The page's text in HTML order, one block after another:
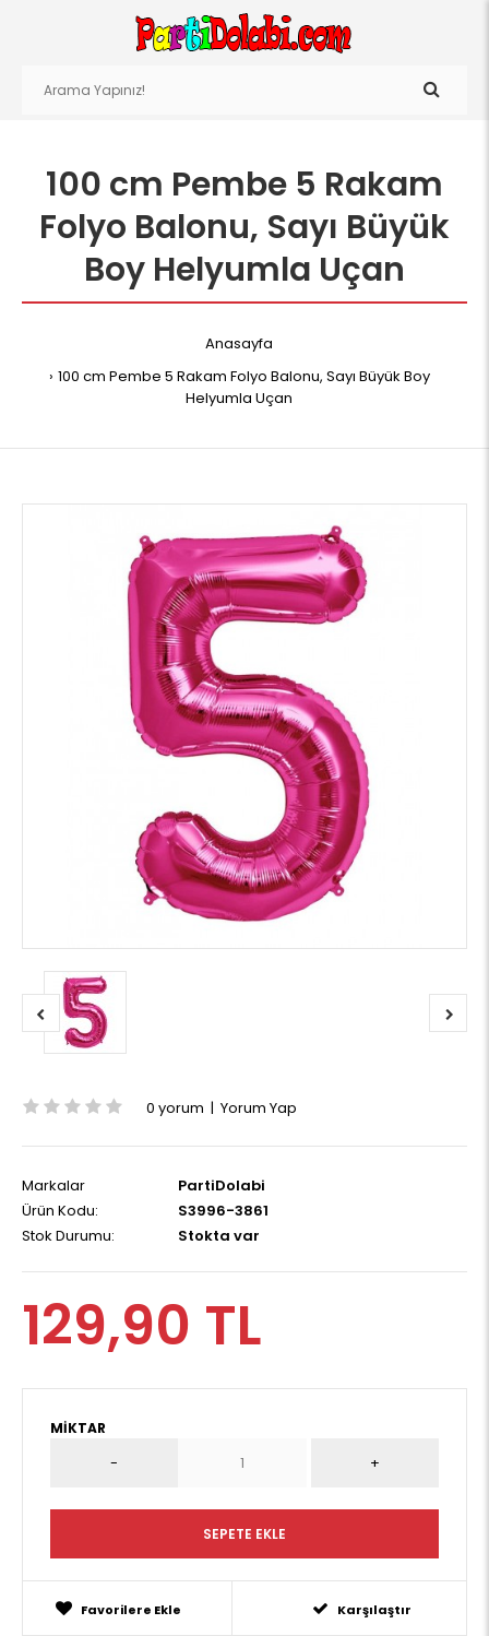
100 cm Pembe 5 Rakam
Folyo Balonu, Sayı Büyük
Boy Helyumla Uçan
Anasayfa
100 cm Pembe 5 Rakam Folyo Balonu, Sayı Büyük Boy
Helyumla Uçan
0 yorum | Yorum Yap
Markalar
PartiDolabi
Ürün Kodu:
S3996-3861
Stok Durumu:
Stokta var
129,90 TL
MIKTAR
Favorilere Ekle Karşılaştır